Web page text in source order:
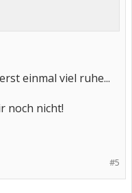
einmal viel ruhe...
noch nicht!
#5